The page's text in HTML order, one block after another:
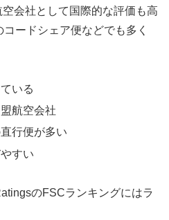
会社として国際的な評価も高
ードシェア便などでも多く
いる
航空会社
行便が多い
すい
のFSCランキングにはラ